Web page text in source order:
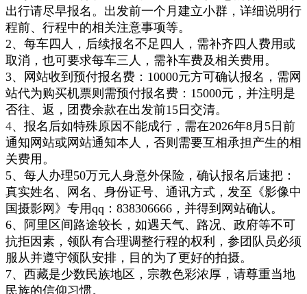
出行请尽早报名。 出发前一个月建立小群 ，详细说明行
程前、 行程中的相关注意事项等。
2、 每车四人，后续报名不足四人，需补齐四人费用或
取消，也可要求每车三人，需补车费及相关费用。
3、网站收到预付报名费：10000元方可确认报名 ， 需网
站代为购买机票则需预付报名费：15000元，并注明是
否往、返，团费余款在出发前15日交清。
4、 报名后如特殊原因不能成行，需在2026年8月5日前
通知网站或网站通知本 人， 否则 需要互相承担产生的相
关费用。
5、每人办理50万元人身意外保险，确认报名后速把：
真实姓名、网名、身份证号、通讯方式，发至《影像中
国摄影网》 专用qq：838306666，并得到网站确认。
6、阿里区间路途较长，如遇天气、路况、政府等不可
抗拒因素， 领队有合理调整行程的权利，参团 队 员必须
服从并遵守领队安排，目的为了更好的拍摄。
7、 西藏是少数民族地区，宗教色彩浓厚，请尊重当地
民族的信仰习惯。